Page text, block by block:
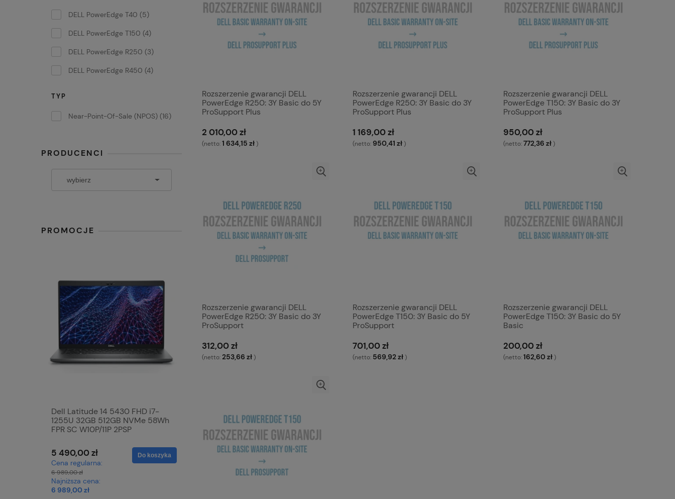
DELL PowerEdge T40 (5)
DELL PowerEdge T150 (4)
DELL PowerEdge R250 (3)
DELL PowerEdge R450 (4)
TYP
Near-Point-Of-Sale (NPOS) (16)
PRODUCENCI
PROMOCJE
Dell Latitude 14 5430 FHD i7-
1255U 32GB 512GB NVMe 58Wh
FPR SC W10P/11P 2PSP
5 490,00 zł
Cena regularna:
6 989,00 zł
Najniższa cena:
6 989,00 zł
Do koszyka
32GB 2TB SSD NVMe Nvidia
Quadro RTX 4000 8GB 550W
W10P 5BWOS
10 790,00 zł
Rozszerzenie gwarancji DELL
PowerEdge R250: 3Y Basic do 5Y
ProSupport Plus
2 010,00 zł
(netto:1 634,15 zł )
Rozszerzenie gwarancji DELL
PowerEdge R250: 3Y Basic do 3Y
ProSupport Plus
1 169,00 zł
(netto: 950,41 zł )
Rozszerzenie gwarancji DELL
PowerEdge T150: 3Y Basic do 3Y
ProSupport Plus
950,00 zł
(netto:772,36 zł )
Rozszerzenie gwarancji DELL
PowerEdge R250: 3Y Basic do 3Y
ProSupport
312,00 zł
(netto: 253,66 zł )
Rozszerzenie gwarancji DELL
PowerEdge T150: 3Y Basic do 5Y
ProSupport
701,00 zł
(netto: 569,92 zł )
Rozszerzenie gwarancji DELL
PowerEdge T150: 3Y Basic do 5Y
Basic
200,00 zł
(netto:162,60 zł )